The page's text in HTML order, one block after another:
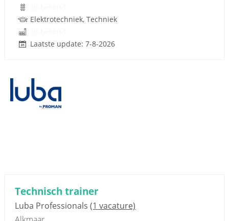
Elektrotechniek, Techniek
Laatste update: 7-8-2026
Technisch trainer
Luba Professionals (1 vacature)